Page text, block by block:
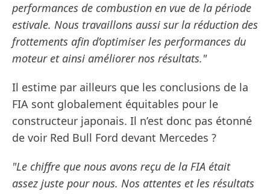
performances de combustion en vue de la période
estivale. Nous travaillons aussi sur la réduction des
frottements afin d’optimiser les performances du
moteur et ainsi améliorer nos résultats."
Il estime par ailleurs que les conclusions de la
FIA sont globalement équitables pour le
constructeur japonais. Il n’est donc pas étonné
de voir Red Bull Ford devant Mercedes ?
"Le chiffre que nous avons reçu de la FIA était
assez juste pour nous. Nos attentes et les résultats